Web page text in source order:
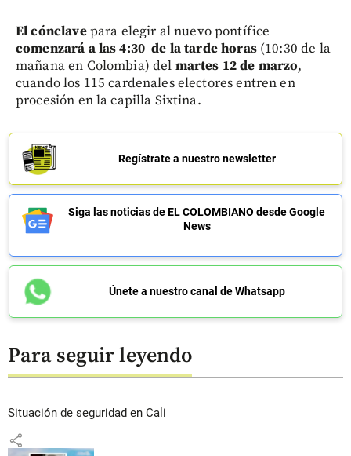
El cónclavepara elegir al nuevo pontífice
comenzará a las 4:30 de la tarde horas(10:30 de la
mañana en Colombia) del martes 12 de marzo,
cuando los 115 cardenales electores entren en
procesión en la capilla Sixtina.
Regístrate a nuestro newsletter
Siga las noticias de EL COLOMBIANO desde Google
News
Únete a nuestro canal de Whatsapp
Para seguir leyendo
Situación de seguridad en Cali
share